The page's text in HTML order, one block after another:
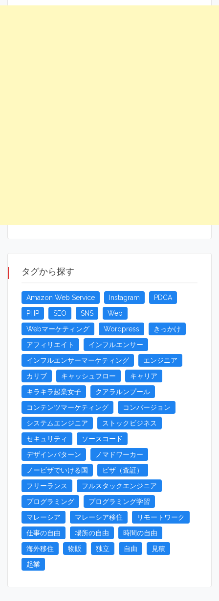
タグから探す
Amazon Web Service Instagram
PDCA
PHP
SEO SNS
Web
Webマーケティング
Wordpress
きっかけ
アフィリエイト
インフルエンサー
インフルエンサーマーケティング
エンジニア
カリブ
キャッシュフロー
キャリア
キラキラ起業女子
クアラルンプール
コンテンツマーケティング
コンバージョン
システムエンジニア
ストックビジネス
セキュリティ
ソースコード
デザインパターン
ノマドワーカー
ノービザでいける国
ビザ（査証）
フリーランス
フルスタックエンジニア
プログラミング
プログラミング学習
マレーシア
マレーシア移住
リモートワーク
仕事の自由
場所の自由
時間の自由
海外移住
物販 独立 自由
見積
起業